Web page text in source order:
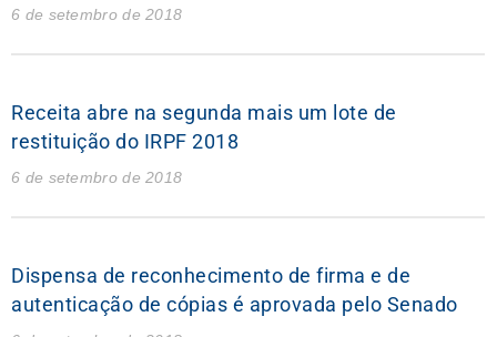
6 de setembro de 2018
Receita abre na segunda mais um lote de
restituição do IRPF 2018
6 de setembro de 2018
Dispensa de reconhecimento de firma e de
autenticação de cópias é aprovada pelo Senado